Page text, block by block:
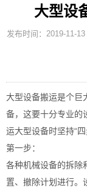
大型设
发布时间：2019-
大型设备搬运是个巨
备，这要十分专业的
运大型设备时坚持“四
第一步：
各种机械设备的拆除
置、撤除计划进行。